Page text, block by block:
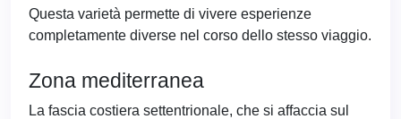
Questa varietà permette di vivere esperienze
completamente diverse nel corso dello stesso viaggio.
Zona mediterranea
La fascia costiera settentrionale, che si affaccia sul